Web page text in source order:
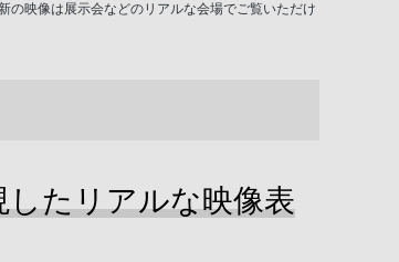
映像は展示会などのリアルな会場でご覧いただけ
たリアルな映像表